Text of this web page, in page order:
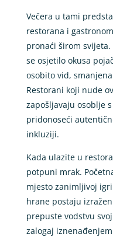
Večera u tami
restorana i
pronaći širom
se osjetilo okusa
osobito vid,
Restorani koji nude
zapošljavaju osoblje
pridonoseći
inkluziji.
Kada ulazite u
potpuni mrak.
mjesto zanimljivoj
hrane postaju
prepuste vodstvu
zalogaj